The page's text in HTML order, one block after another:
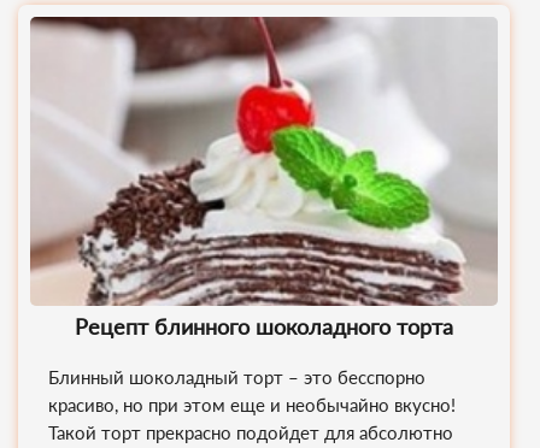
Рецепт блинного шоколадного торта
Блинный шоколадный торт – это бесспорно
красиво, но при этом еще и необычайно вкусно!
Такой торт прекрасно подойдет для абсолютно